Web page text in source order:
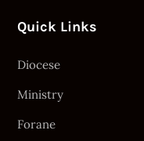
Quick Links
Diocese
Ministry
Forane